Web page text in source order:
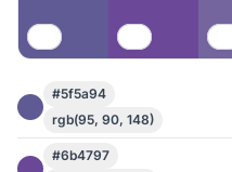
#5f5a94
rgb(95, 90, 148)
#6b4797